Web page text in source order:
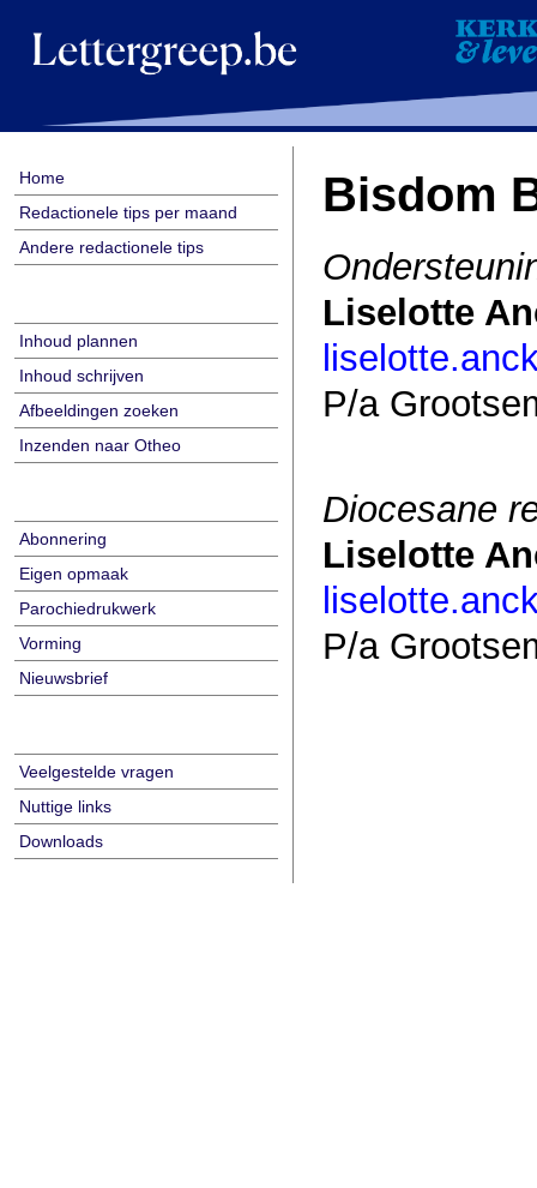
Home
Redactionele tips per maand
Andere redactionele tips
Inhoud plannen
Inhoud schrijven
Afbeeldingen zoeken
Inzenden naar Otheo
Abonnering
Eigen opmaak
Parochiedrukwerk
Vorming
Nieuwsbrief
Veelgestelde vragen
Nuttige links
Downloads
Bisdom
Liselotte
P/a
Diocesane
Liselotte
P/a